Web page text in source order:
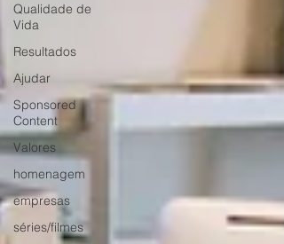
Qualidade de
Vida
Resultados
Ajudar
Sponsored
Content
Valores
homenagem
empresas
séries/filmes